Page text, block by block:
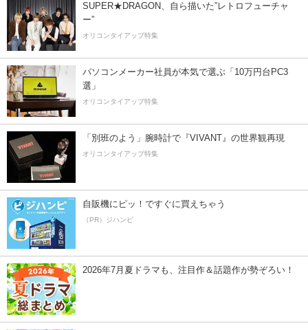
SUPER★DRAGON、自ら描いた”レトロフューチャ
ー”
オリコンタイアップ特集
パソコンメーカー社員が本気で選ぶ「10万円台PC3
選」
オリコンタイアップ特集
「別班のよう」腕時計で『VIVANT』の世界観再現
オリコンタイアップ特集
自販機にピッ！ですぐに買えちゃう
（PR）ジハンピ
2026年7月夏ドラマも、注目作＆話題作が勢ぞろい！